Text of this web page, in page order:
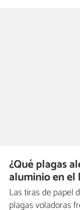
¿Qué plagas
aluminio en el
Las tiras de papel
plagas voladoras